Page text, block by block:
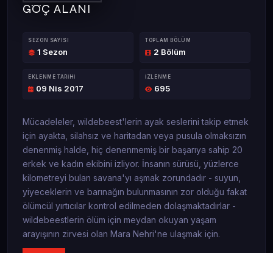
GÖÇ ALANI
SEZON SAYISI
1 Sezon
TOPLAM BÖLÜM
2 Bölüm
EKLENME TARIHI
09 Nis 2017
İZLENME
695
Mücadeleler, wildebeest'lerin ayak seslerini takip etmek
için ayakta, silahsız ve haritadan veya pusula olmaksızın
denenmiş halde, hiç denenmemiş bir başarıya sahip 20
erkek ve kadın ekibini izliyor. İnsanın sürüsü, yüzlerce
kilometreyi bulan savana'yı aşmak zorundadır - suyun,
yiyeceklerin ve barınağın bulunmasının zor olduğu fakat
ölümcül yırtıcılar kontrol edilmeden dolaşmaktadırlar -
wildebeestlerin ölüm için meydan okuyan yaşam
arayışının zirvesi olan Mara Nehri'ne ulaşmak için.